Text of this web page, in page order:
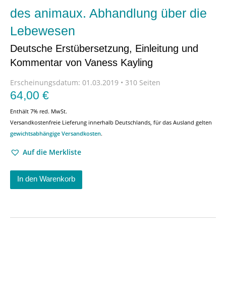
des animaux. Abhandlung über die
Lebewesen
Deutsche Erstübersetzung, Einleitung und
Kommentar von Vaness Kayling
Erscheinungsdatum: 01.03.2019 • 310 Seiten
64,00 €
Enthält 7% red. MwSt.
Versandkostenfreie Lieferung innerhalb Deutschlands, für das Ausland gelten
gewichtsabhängige Versandkosten.
Auf die Merkliste
In den Warenkorb